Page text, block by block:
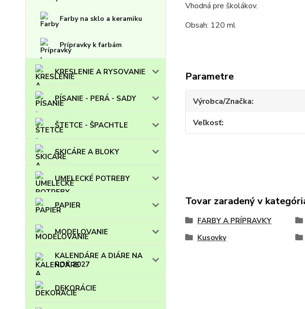
Farby na sklo a keramiku
Prípravky k farbám
KRESLENIE A RYSOVANIE
PÍSANIE - PERÁ - SADY
ŠTETCE - ŠPACHTLE
SKICÁRE A BLOKY
UMELECKÉ POTREBY
PAPIER
MODELOVANIE
KALENDÁRE A DIÁRE NA
ROK 2027
DEKORÁCIE
Vhodná pre školákov.
Obsah: 120 ml
Parametre
Výrobca/Značka
Veľkosť
Tovar zaradený v
FARBY A PRÍPRAVKY
Kusovky